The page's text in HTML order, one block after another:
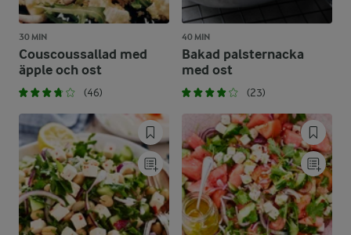
30 MIN
Couscoussallad med
äpple och ost
(46)
40 MIN
Bakad palsternacka
med ost
(23)